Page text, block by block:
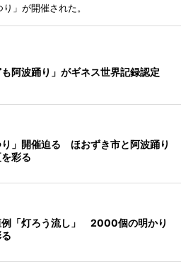
」が開催された。
阿波踊り」がギネス世界記録認定
り」開催迫る ほおずき市と阿波踊り
彩る
例「灯ろう流し」 2000個の明かり